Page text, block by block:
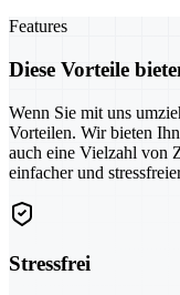
Features
Diese Vorteile
Wenn Sie mit uns
Vorteilen. Wir bieten
auch eine Vielzahl von
einfacher und
Stressfrei